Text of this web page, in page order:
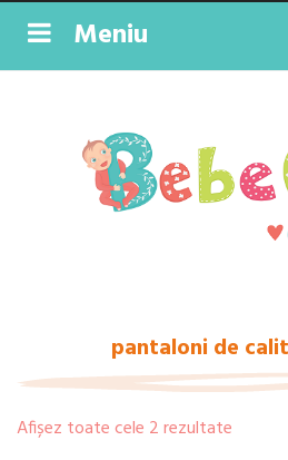
Meniu
pantaloni de
Afișez toate cele 2 rezultate